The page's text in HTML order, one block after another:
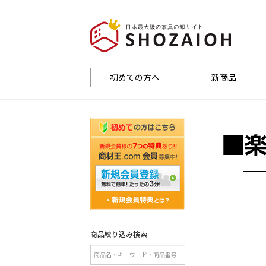
初めての方へ 新商品
商品絞り込み検索